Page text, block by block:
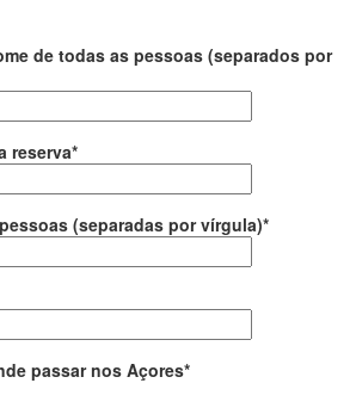
de todas as pessoas (separados por
reserva*
(separadas por vírgula)*
passar nos Açores*